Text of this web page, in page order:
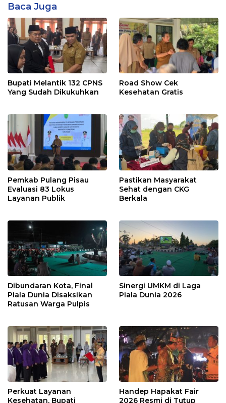
Baca Juga
Bupati Melantik 132 CPNS
Yang Sudah Dikukuhkan
Road Show Cek
Kesehatan Gratis
Pemkab Pulang Pisau
Evaluasi 83 Lokus
Layanan Publik
Pastikan Masyarakat
Sehat dengan CKG
Berkala
Dibundaran Kota, Final
Piala Dunia Disaksikan
Ratusan Warga Pulpis
Sinergi UMKM di Laga
Piala Dunia 2026
Perkuat Layanan
Kesehatan, Bupati
Handep Hapakat Fair
2026 Resmi di Tutup